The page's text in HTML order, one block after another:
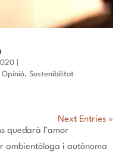
|
Opinió, Sostenibilitat
Next Entries »
quedarà l’amor
ambientòloga i autònoma